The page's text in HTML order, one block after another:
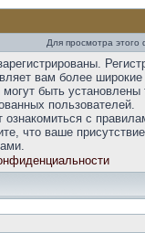
Для просмотра
вам более широкие
быть установлены
пользователей.
ознакомиться с
что ваше